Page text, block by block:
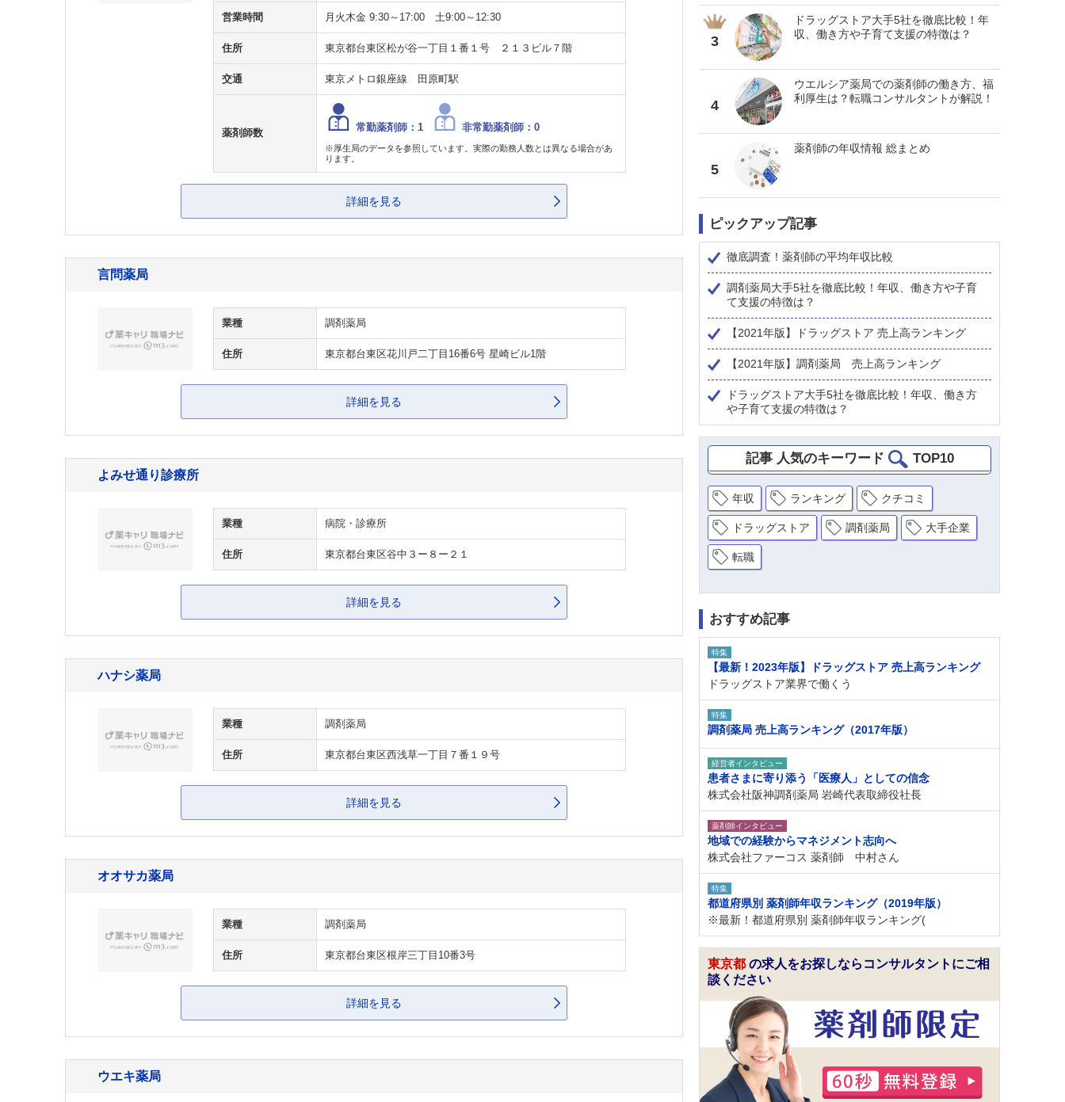
営業時間 月火木金 9:30～17:00 土9:00～12:30
住所 東京都台東区松が谷一丁目１番１号 ２１３ビル７階
交通 東京メトロ銀座線 田原町駅
薬剤師数 常勤薬剤師：1 非常勤薬剤師：0
※厚生局のデータを参照しています。実際の勤務人数とは異なる場合があ
ります。
詳細を見る
言問薬局
業種 調剤薬局
住所 東京都台東区花川戸二丁目16番6号 星崎ビル1階
詳細を見る
よみせ通り診療所
業種 病院・診療所
住所 東京都台東区谷中３ー８ー２１
詳細を見る
ハナシ薬局
業種 調剤薬局
住所 東京都台東区西浅草一丁目７番１９号
詳細を見る
オオサカ薬局
業種 調剤薬局
住所 東京都台東区根岸三丁目10番3号
詳細を見る
ウエキ薬局
3
ドラッグストア大手5社を徹底比較！年
収、働き方や子育て支援の特徴は？
4
ウエルシア薬局での薬剤師の働き方、福
利厚生は？転職コンサルタントが解説！
5
薬剤師の年収情報 総まとめ
ピックアップ記事
徹底調査！薬剤師の平均年収比較
調剤薬局大手5社を徹底比較！年収、働き方や子育
て支援の特徴は？
【2021年版】ドラッグストア 売上高ランキング
【2021年版】調剤薬局 売上高ランキング
ドラッグストア大手5社を徹底比較！年収、働き方
や子育て支援の特徴は？
記事 人気のキーワード TOP10
年収 ランキング クチコミ
ドラッグストア 調剤薬局 大手企業
転職
おすすめ記事
特集
【最新！2023年版】ドラッグストア 売上高ランキング
ドラッグストア業界で働くう
特集
調剤薬局 売上高ランキング（2017年版）
経営者インタビュー
患者さまに寄り添う「医療人」としての信念
株式会社阪神調剤薬局 岩崎代表取締役社長
薬剤師インタビュー
地域での経験からマネジメント志向へ
株式会社ファーコス 薬剤師 中村さん
特集
都道府県別 薬剤師年収ランキング（2019年版）
※最新！都道府県別 薬剤師年収ランキング(
東京都 の求人をお探しならコンサルタントにご相
談ください